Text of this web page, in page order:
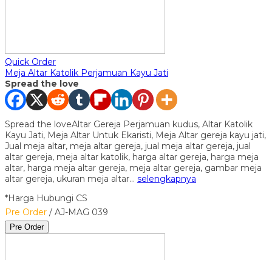
Quick Order
Meja Altar Katolik Perjamuan Kayu Jati
Spread the love
Spread the loveAltar Gereja Perjamuan kudus, Altar Katolik
Kayu Jati, Meja Altar Untuk Ekaristi, Meja Altar gereja kayu jati,
Jual meja altar, meja altar gereja, jual meja altar gereja, jual
altar gereja, meja altar katolik, harga altar gereja, harga meja
altar, harga meja altar gereja, meja altar gereja, gambar meja
altar gereja, ukuran meja altar… selengkapnya
*Harga Hubungi CS
Pre Order / AJ-MAG 039
Pre Order